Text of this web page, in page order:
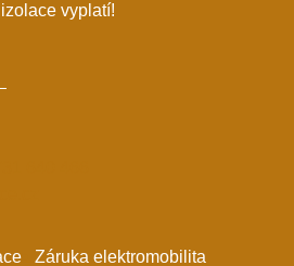
vyplatí!
Záruka elektromobilita